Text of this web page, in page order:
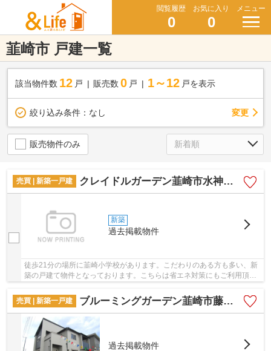
閲覧履歴
0
お気に入り
0
メニュー
韮崎市 戸建一覧
該当物件数 12 戸 販売数 0 戸 1～12 戸を表示
絞り込み条件： なし 変更
販売物件のみ
売買 | 新築一戸建 クレイドルガーデン韮崎市水神第1 1号棟
新築
過去掲載物件
徒歩21分の場所に韮崎小学校があります。こだわりのある方も多い、新
築の戸建て物件となっております。こちらは省エネ対策にもご利用頂け
売買 | 新築一戸建
ブルーミングガーデン韮崎市藤井町北下条2期 1号棟
過去掲載物件